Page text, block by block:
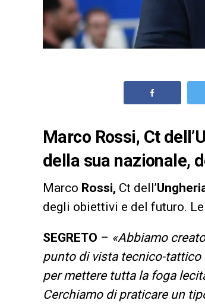
Marco Rossi, Ct
della sua nazionale,
Marco Rossi, Ct dell’
degli obiettivi e del futuro.
SEGRETO – «Abbiamo
punto di vista tecnico-tattico
per mettere tutta la foga
Cerchiamo di praticare un